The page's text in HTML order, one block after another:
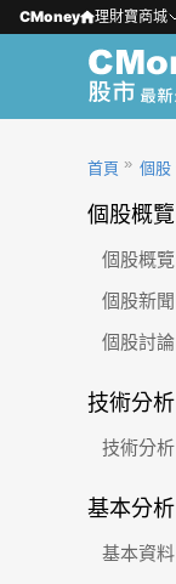
CMoney 理財寶商城
首頁 個股
個股概覽
個股概覽
個股新聞
個股討論
技術分析
技術分析
基本分析
基本資料